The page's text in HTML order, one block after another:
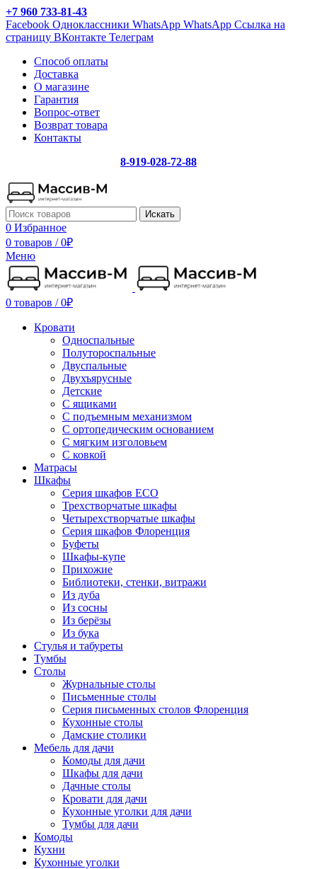
+7 960 733-81-43
Facebook Одноклассники WhatsApp WhatsApp Ссылка на
страницу ВКонтакте Телеграм
Способ оплаты
Доставка
О магазине
Гарантия
Вопрос-ответ
Возврат товара
Контакты
8-919-028-72-88
Искать
0 Избранное
0 товаров / 0₽
Меню
0 товаров / 0₽
Кровати
Односпальные
Полутороспальные
Двуспальные
Двухъярусные
Детские
С ящиками
С подъемным механизмом
С ортопедическим основанием
С мягким изголовьем
С ковкой
Матрасы
Шкафы
Серия шкафов ECO
Трехстворчатые шкафы
Четырехстворчатые шкафы
Серия шкафов Флоренция
Буфеты
Шкафы-купе
Прихожие
Библиотеки, стенки, витражи
Из дуба
Из сосны
Из берёзы
Из бука
Стулья и табуреты
Тумбы
Столы
Журнальные столы
Письменные столы
Серия письменных столов Флоренция
Кухонные столы
Дамские столики
Мебель для дачи
Комоды для дачи
Шкафы для дачи
Дачные столы
Кровати для дачи
Кухонные уголки для дачи
Тумбы для дачи
Комоды
Кухни
Кухонные уголки